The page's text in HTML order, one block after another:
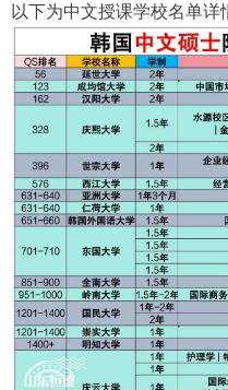
以下为中文授课学校名单详